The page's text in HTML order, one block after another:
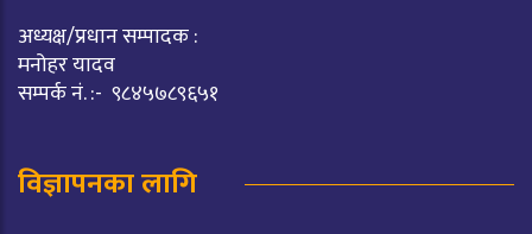
अध्यक्ष/प्रधान सम्पादक :
मनोहर यादव
सम्पर्क नं. :- ९८४५७८९६५१
विज्ञापनका लागि